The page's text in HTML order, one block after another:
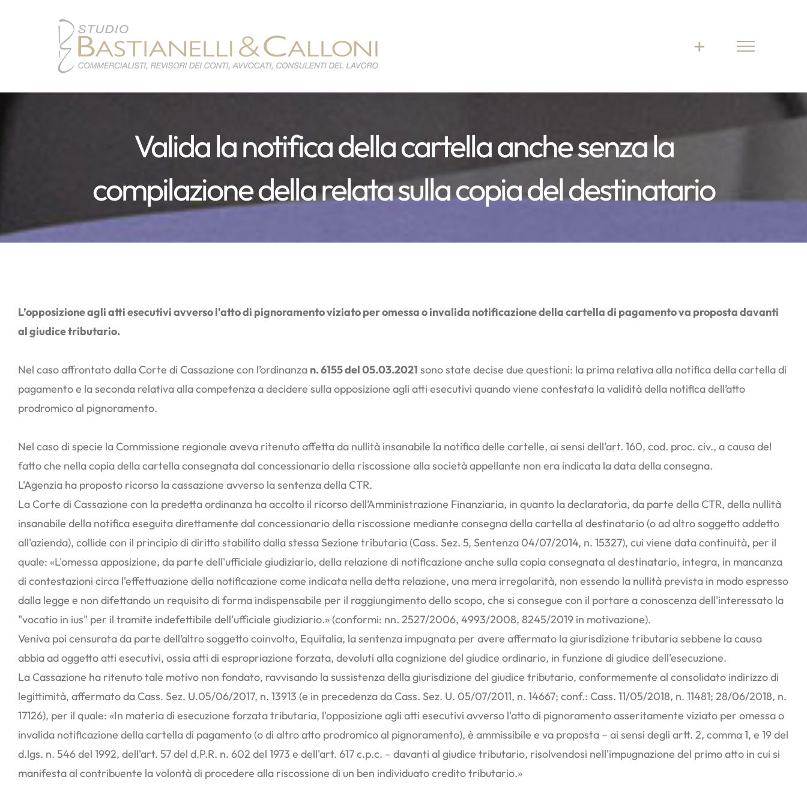
Valida la notifica della cartella anche senza la
compilazione della relata sulla copia del destinatario
L’opposizione agli atti esecutivi avverso l'atto di pignoramento viziato per omessa o invalida notificazione della cartella di pagamento va proposta davanti
al giudice tributario.
Nel caso affrontato dalla Corte di Cassazione con l’ordinanza n. 6155 del 05.03.2021 sono state decise due questioni: la prima relativa alla notifica della cartella di
pagamento e la seconda relativa alla competenza a decidere sulla opposizione agli atti esecutivi quando viene contestata la validità della notifica dell’atto
prodromico al pignoramento.
Nel caso di specie la Commissione regionale aveva ritenuto affetta da nullità insanabile la notifica delle cartelle, ai sensi dell'art. 160, cod. proc. civ., a causa del
fatto che nella copia della cartella consegnata dal concessionario della riscossione alla società appellante non era indicata la data della consegna.
L'Agenzia ha proposto ricorso la cassazione avverso la sentenza della CTR.
La Corte di Cassazione con la predetta ordinanza ha accolto il ricorso dell’Amministrazione Finanziaria, in quanto la declaratoria, da parte della CTR, della nullità
insanabile della notifica eseguita direttamente dal concessionario della riscossione mediante consegna della cartella al destinatario (o ad altro soggetto addetto
all'azienda), collide con il principio di diritto stabilito dalla stessa Sezione tributaria (Cass. Sez. 5, Sentenza 04/07/2014, n. 15327), cui viene data continuità, per il
quale: «L'omessa apposizione, da parte dell'ufficiale giudiziario, della relazione di notificazione anche sulla copia consegnata al destinatario, integra, in mancanza
di contestazioni circa l'effettuazione della notificazione come indicata nella detta relazione, una mera irregolarità, non essendo la nullità prevista in modo espresso
dalla legge e non difettando un requisito di forma indispensabile per il raggiungimento dello scopo, che si consegue con il portare a conoscenza dell'interessato la
"vocatio in ius" per il tramite indefettibile dell'ufficiale giudiziario.» (conformi: nn. 2527/2006, 4993/2008, 8245/2019 in motivazione).
Veniva poi censurata da parte dell’altro soggetto coinvolto, Equitalia, la sentenza impugnata per avere affermato la giurisdizione tributaria sebbene la causa
abbia ad oggetto atti esecutivi, ossia atti di espropriazione forzata, devoluti alla cognizione del giudice ordinario, in funzione di giudice dell'esecuzione.
La Cassazione ha ritenuto tale motivo non fondato, ravvisando la sussistenza della giurisdizione del giudice tributario, conformemente al consolidato indirizzo di
legittimità, affermato da Cass. Sez. U.05/06/2017, n. 13913 (e in precedenza da Cass. Sez. U. 05/07/2011, n. 14667; conf.: Cass. 11/05/2018, n. 11481; 28/06/2018, n.
17126), per il quale: «In materia di esecuzione forzata tributaria, l'opposizione agli atti esecutivi avverso l'atto di pignoramento asseritamente viziato per omessa o
invalida notificazione della cartella di pagamento (o di altro atto prodromico al pignoramento), è ammissibile e va proposta – ai sensi degli artt. 2, comma 1, e 19 del
d.lgs. n. 546 del 1992, dell'art. 57 del d.P.R. n. 602 del 1973 e dell'art. 617 c.p.c. – davanti al giudice tributario, risolvendosi nell'impugnazione del primo atto in cui si
manifesta al contribuente la volontà di procedere alla riscossione di un ben individuato credito tributario.»